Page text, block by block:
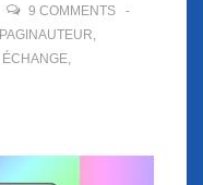
9 COMMENTS
IPAGINAUTEUR,
ÉCHANGE,